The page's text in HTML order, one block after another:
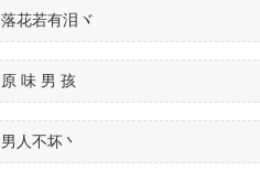
落花若有泪ヾ
原 味 男 孩
男人不坏丶